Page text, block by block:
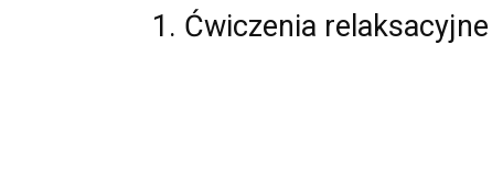
1. Ćwiczenia relaksacyjne